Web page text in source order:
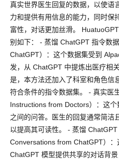
真实世界医生回复的数据，以使语
力和提供有用信息的能力，同时保
富性，对话更加丝滑。
别如下： - 蒸馏 ChatGPT 指令数
ChatGPT）：这个数据集受到
发，从 ChatGPT 中提炼出医疗相
是，本方法还加入了科室和角色信
符合条件的指令数据集。 - 真实医
Instructions from Doctors）：这
之间的问答。医生的回复通常简洁
以提高其可读性。 - 蒸馏
Conversations from ChatGPT）
ChatGPT 模型提供共享的对话背